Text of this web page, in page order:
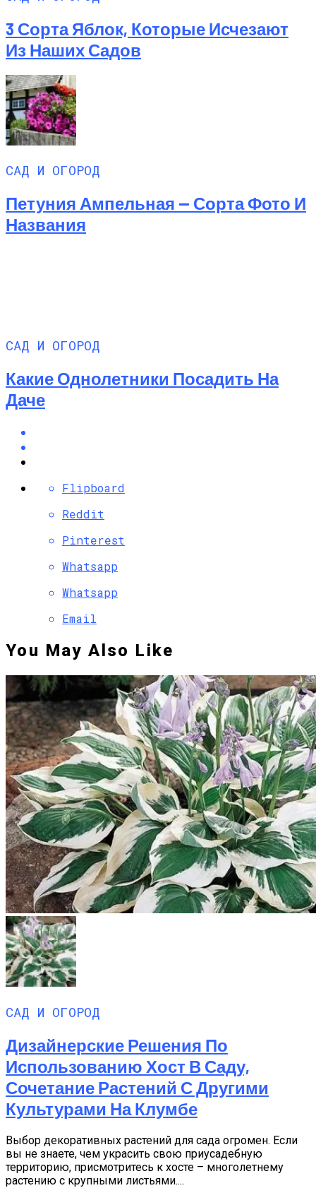
3 Сорта Яблок, Которые Исчезают
Из Наших Садов
САД И ОГОРОД
Петуния Ампельная — Сорта Фото И
Названия
САД И ОГОРОД
Какие Однолетники Посадить На
Даче
Flipboard
Reddit
Pinterest
Whatsapp
Whatsapp
Email
You May Also Like
САД И ОГОРОД
Дизайнерские Решения По
Использованию Хост В Саду,
Сочетание Растений С Другими
Культурами На Клумбе
Выбор декоративных растений для сада огромен. Если
вы не знаете, чем украсить свою приусадебную
территорию, присмотритесь к хосте – многолетнему
растению с крупными листьями....